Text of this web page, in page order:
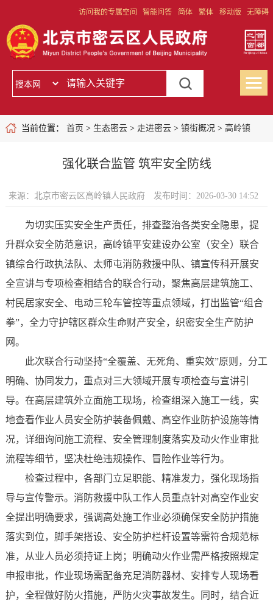
访问我的专属空间 智能问答 简体 繁体 移动版 无障碍
当前位置： 首页 > 生态密云> 走进密云> 镇街概况 > 高岭镇
强化联合监管 筑牢安全防线
来源：北京市密云区高岭镇人民政府 发布时间：2026-03-30 14:52
为切实压实安全生产责任，排查整治各类安全隐患，提
升群众安全防范意识，高岭镇平安建设办公室（安全）联合
镇综合行政执法队、太师屯消防救援中队、镇宣传科开展安
全宣讲与专项检查相结合的联合行动，聚焦高层建筑施工、
村民居家安全、电动三轮车管控等重点领域，打出监管“组合
拳”，全力守护辖区群众生命财产安全，织密安全生产防护
网。
此次联合行动坚持“全覆盖、无死角、重实效”原则，分工
明确、协同发力，重点对三大领域开展专项检查与宣讲引
导。在高层建筑外立面施工现场，检查组深入施工一线，实
地查看作业人员安全防护装备佩戴、高空作业防护设施等情
况，详细询问施工流程、安全管理制度落实及动火作业审批
流程等细节，坚决杜绝违规操作、冒险作业等行为。
检查过程中，各部门立足职能、精准发力，强化现场指
导与宣传警示。消防救援中队工作人员重点针对高空作业安
全提出明确要求，强调高处施工作业必须确保安全防护措施
落实到位，脚手架搭设、安全防护栏杆设置等需符合规范标
准，从业人员必须持证上岗；明确动火作业需严格按照规定
申报审批，作业现场需配备充足消防器材、安排专人现场看
护，全程做好防火措施，严防火灾事故发生。同时，结合近